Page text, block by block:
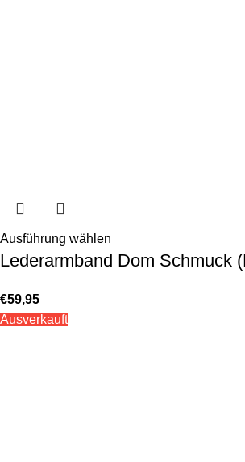
Ausführung wählen
Lederarmband Dom Schmuck
€59,95
Ausverkauft